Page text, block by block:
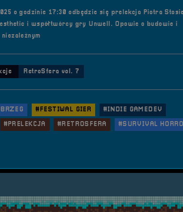
o godzinie 17:30 odbędzie się prelekcja Piotra
i współtwórcy gry Unwell. Opowie o budowie i
RetroSfera vol. 7
#FESTIWAL GIER
#INDIE GAMEDEV
#PRELEKCJA #RETROSFERA
#SURVIVAL